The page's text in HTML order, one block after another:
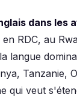
dans les
RDC, au
langue
Tanzanie,
qui veut